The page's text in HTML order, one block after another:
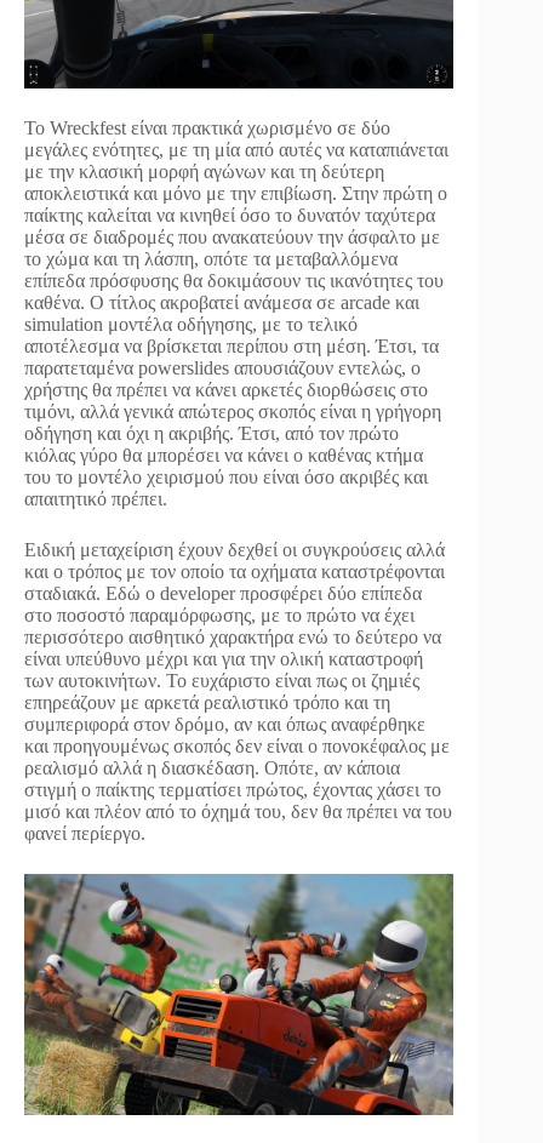
Το Wreckfest είναι πρακτικά χωρισμένο σε δύο
μεγάλες ενότητες, με τη μία από αυτές να καταπιάνεται
με την κλασική μορφή αγώνων και τη δεύτερη
αποκλειστικά και μόνο με την επιβίωση. Στην πρώτη ο
παίκτης καλείται να κινηθεί όσο το δυνατόν ταχύτερα
μέσα σε διαδρομές που ανακατεύουν την άσφαλτο με
το χώμα και τη λάσπη, οπότε τα μεταβαλλόμενα
επίπεδα πρόσφυσης θα δοκιμάσουν τις ικανότητες του
καθένα. Ο τίτλος ακροβατεί ανάμεσα σε arcade και
simulation μοντέλα οδήγησης, με το τελικό
αποτέλεσμα να βρίσκεται περίπου στη μέση. Έτσι, τα
παρατεταμένα powerslides απουσιάζουν εντελώς, ο
χρήστης θα πρέπει να κάνει αρκετές διορθώσεις στο
τιμόνι, αλλά γενικά απώτερος σκοπός είναι η γρήγορη
οδήγηση και όχι η ακριβής. Έτσι, από τον πρώτο
κιόλας γύρο θα μπορέσει να κάνει ο καθένας κτήμα
του το μοντέλο χειρισμού που είναι όσο ακριβές και
απαιτητικό πρέπει.
Ειδική μεταχείριση έχουν δεχθεί οι συγκρούσεις αλλά
και ο τρόπος με τον οποίο τα οχήματα καταστρέφονται
σταδιακά. Εδώ ο developer προσφέρει δύο επίπεδα
στο ποσοστό παραμόρφωσης, με το πρώτο να έχει
περισσότερο αισθητικό χαρακτήρα ενώ το δεύτερο να
είναι υπεύθυνο μέχρι και για την ολική καταστροφή
των αυτοκινήτων. Το ευχάριστο είναι πως οι ζημιές
επηρεάζουν με αρκετά ρεαλιστικό τρόπο και τη
συμπεριφορά στον δρόμο, αν και όπως αναφέρθηκε
και προηγουμένως σκοπός δεν είναι ο πονοκέφαλος με
ρεαλισμό αλλά η διασκέδαση. Οπότε, αν κάποια
στιγμή ο παίκτης τερματίσει πρώτος, έχοντας χάσει το
μισό και πλέον από το όχημά του, δεν θα πρέπει να του
φανεί περίεργο.